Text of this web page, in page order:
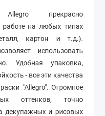
прекрасно
работе на любых типах
картон и т.д.).
использовать
Удобная упаковка,
- все эти качества
"Allegro". Огромное
оттенков, точно
декупажных и рисовых